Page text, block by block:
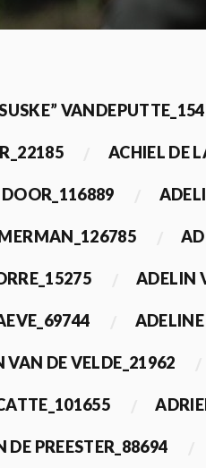
ACHIEL DE
ADELIN
VAN DE VELDE_21962
DE PREESTER_88694